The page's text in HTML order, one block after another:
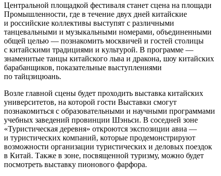
Центральной площадкой фестиваля станет сцена на площади
Промышленности, где в течение двух дней китайские
и российские коллективы выступят с различными
танцевальными и музыкальными номерами, объединенными
общей целью — познакомить москвичей и гостей столицы
с китайскими традициями и культурой. В программе —
знаменитые танцы китайского льва и дракона, шоу китайских
барабанщиков, показательные выступлениями
по тайцзицюань.
Возле главной сцены будет проходить выставка китайских
университетов, на которой гости Выставки смогут
познакомиться с образовательными и научными программами
учебных заведений провинции Шэньси. В соседней зоне
«Туристическая деревня» откроются экспозиции авиа —
и туристических компаний, которые продемонстрируют
возможности организации туристических и деловых поездок
в Китай. Также в зоне, посвященной туризму, можно будет
посмотреть выставку пионового фарфора.